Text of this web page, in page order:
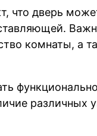
что дверь
комнаты, а
различных